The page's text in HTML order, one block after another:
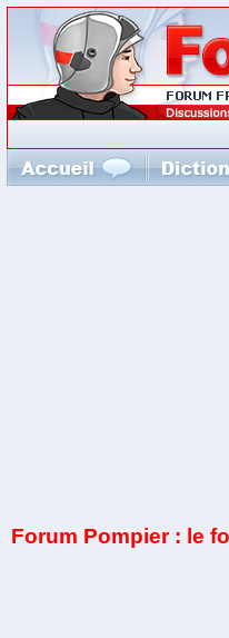
Forum Pompier : le